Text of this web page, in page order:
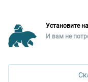
Уральская палата
ул. Горького, 65, 0
Установите
И вам не